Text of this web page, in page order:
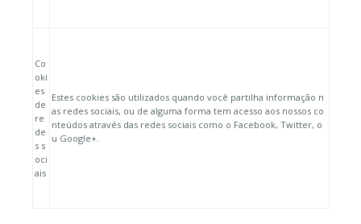
Co
oki
es
de
re
de
s s
oci
ais
Estes cookies são utilizados quando você partilha informação n
as redes sociais, ou de alguma forma tem acesso aos nossos co
nteúdos através das redes sociais como o Facebook, Twitter, o
u Google+.